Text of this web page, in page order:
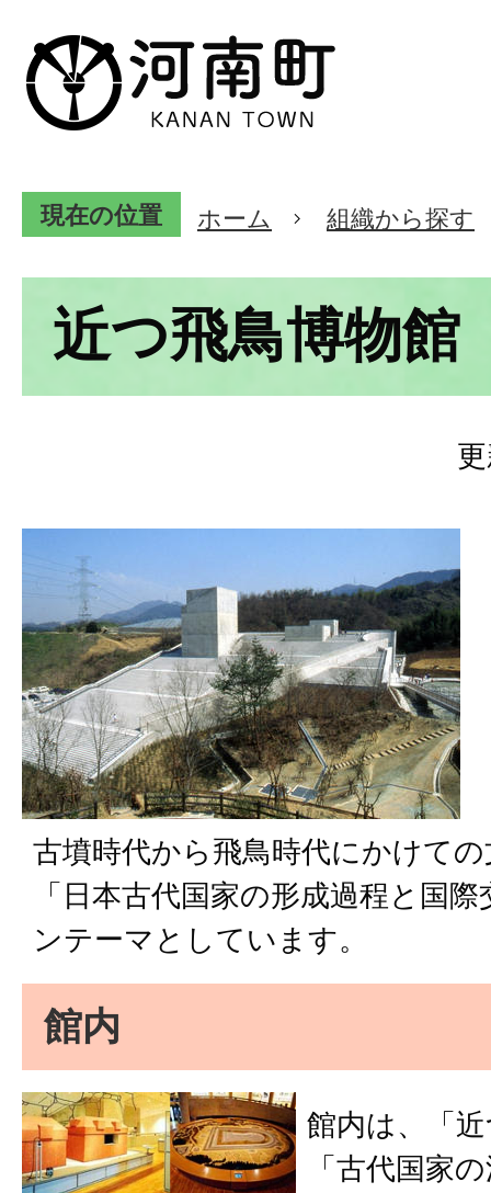
現在の位置 ホーム 組織から探す
近つ飛鳥博物館
古墳時代から飛鳥時代にかけて
「日本古代国家の形成過程と国
ンテーマとしています。
館内
館内は、「
「古代国家